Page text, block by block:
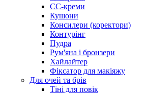
CC-креми
Кушони
Консилери (коректори)
Контурінг
Пудра
Рум'яна і бронзери
Хайлайтер
Фіксатор для макіяжу
Для очей та брів
Тіні для повік